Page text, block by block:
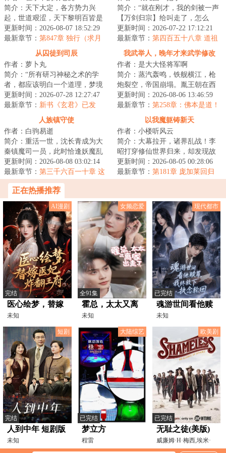
简介：天下大定，各方势力兴
起，世道艰涩，天下黎明百皆是
生活在水深火热当中。出身微末
的徐修身负【天道...
更新时间：2026-08-07 18:52:29
最新章节： 第847章 独行（求月
简介：“就在刚才，我的剑被一声
【万剑归宗】给叫走了，怎么
办？”“在线等，挺急的，也不知道
还不还……...
更新时间：2026-07-22 17:12:21
最新章节： 第四百五十八章 道祖
的识海
从囚徒到司辰
作者：萝卜丸
简介：“所有研习神秘之术的学
者，都应该明白一个道理，梦境
无墙。”“在那梦境的尽头，是通向
至高的神乡...
更新时间：2026-07-28 12:27:47
最新章节： 新书《玄君》已发
我武举人，晚年才来武学修改
器！
作者：是大大怪将军啊
简介：蒸汽轰鸣，铁舰横江，枪
炮裂空，帝国崩塌。胤王朝在西
洋巨舰与不可名状之力的交织下
崩解，自此龙脉...
更新时间：2026-08-06 13:46:59
最新章节： 第258章：佛本是道！
建立佛国！怜生古佛神魂？
人族镇守使
作者：白驹易逝
简介：重活一世，沈长青成为大
秦镇魔司一员，此时恰逢妖魔乱
世，诡怪猖獗斩杀幽级诡怪，十
三太保横练功提...
更新时间：2026-08-08 03:02:14
最新章节： 第三千六百一十章 这
是圣人傀儡！！
以我魔躯铸新天
作者：小楼听风云
简介：大幕拉开，诸界乱战！李
昭打穿修仙世界归来，却发现故
土正饱受深渊魔物摧残……炼我
万尸阵！扬我万...
更新时间：2026-08-05 00:28:06
最新章节： 第181章 庞加莱回归
正在热播推荐
AI漫剧
完结
医心绘梦，替嫁
医妃炸翻王府
未知
女频恋爱
全91集
霍总，太太又离
家出走了
未知
现代都市
已完结
魂游世间看他赎
罪，我终放下执
念轮回
未知
短剧
完结
人到中年 短剧版
未知
大陆综艺
已完结
梦立方
程雷
欧美剧
已完结
无耻之徒(美版)
第九季
威廉姆·H·梅西,埃米·
罗森,伊森·卡特科